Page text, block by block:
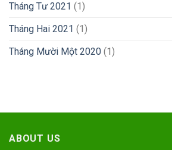
Tháng Tư 2021 (1)
Tháng Hai 2021 (1)
Tháng Mười Một 2020 (1)
ABOUT US